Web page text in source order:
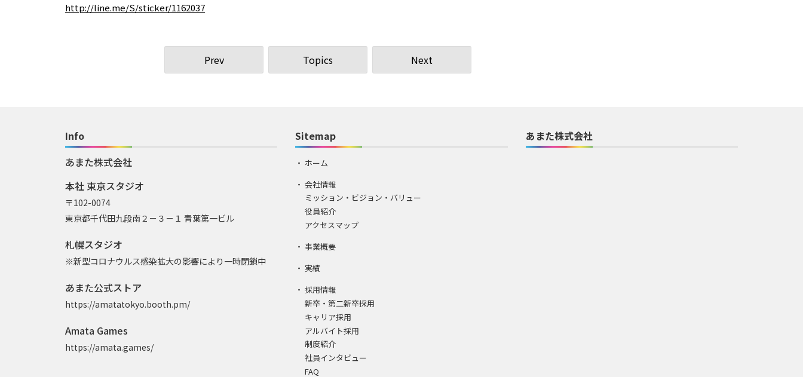
http://line.me/S/sticker/1162037
Prev Topics Next
Info
あまた株式会社
本社 東京スタジオ
〒102-0074
東京都千代田九段南２－３－１ 青葉第一ビル
札幌スタジオ
※新型コロナウルス感染拡大の影響により一時閉鎖中
あまた公式ストア
https://amatatokyo.booth.pm/
Amata Games
https://amata.games/
Sitemap
ホーム
会社情報
ミッション・ビジョン・バリュー
役員紹介
アクセスマップ
事業概要
実績
採用情報
新卒・第二新卒採用
キャリア採用
アルバイト採用
制度紹介
社員インタビュー
FAQ
あまた株式会社